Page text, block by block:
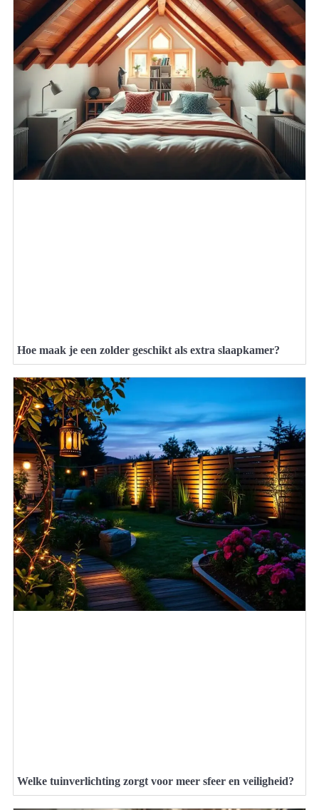
Hoe maak je een zolder geschikt als extra slaapkamer?
Welke tuinverlichting zorgt voor meer sfeer en veiligheid?